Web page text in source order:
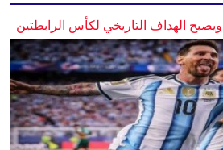
الهداف التاريخي لكأس الرابطتين